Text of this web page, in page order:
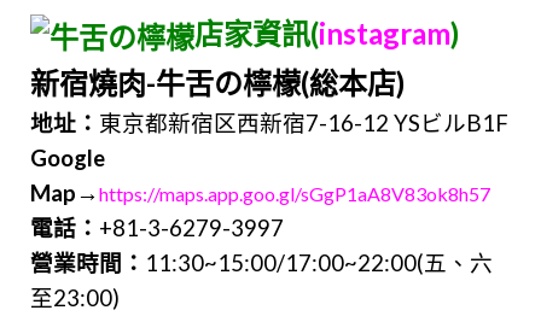
店家資訊(instagram)
新宿燒肉-牛舌の檸檬(総本店)
地址： 東京都新宿区西新宿7-16-12 YSビルB1F
Google
Map→ https://maps.app.goo.gl/sGgP1aA8V83ok8h57
電話： +81-3-6279-3997
營業時間： 11:30~15:00/17:00~22:00(五 、 六
至23:00)